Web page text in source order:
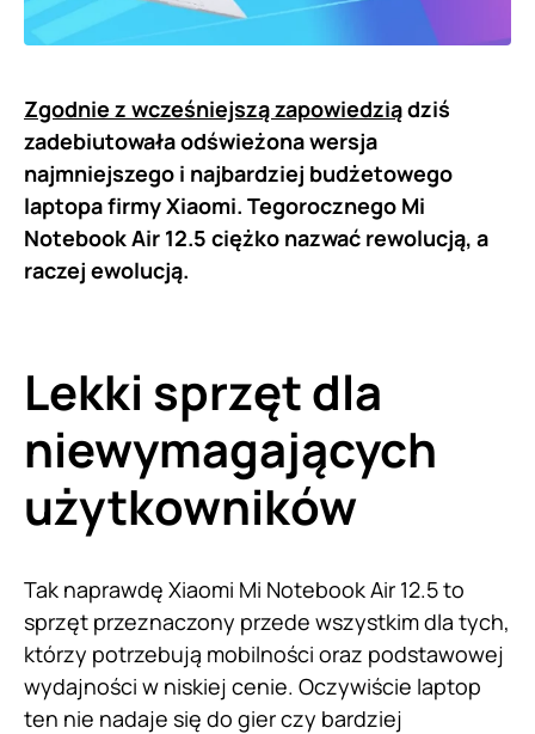
Zgodnie z wcześniejszą zapowiedziądziś
zadebiutowała odświeżona wersja
najmniejszego i najbardziej budżetowego
laptopa firmy Xiaomi. Tegorocznego Mi
Notebook Air 12.5 ciężko nazwać rewolucją, a
raczej ewolucją.
Lekki sprzęt dla
niewymagających
użytkowników
Tak naprawdę Xiaomi Mi Notebook Air 12.5 to
sprzęt przeznaczony przede wszystkim dla tych,
którzy potrzebują mobilności oraz podstawowej
wydajności w niskiej cenie. Oczywiście laptop
ten nie nadaje się do gier czy bardziej